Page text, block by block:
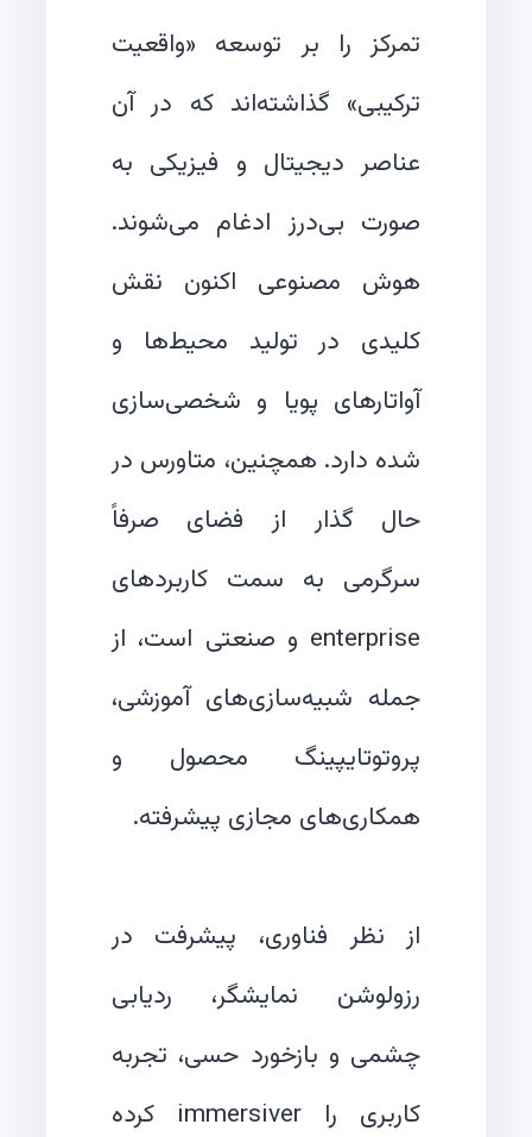
تمرکز را بر توسعه «واقعیت
ترکیبی» گذاشته‌اند که در آن
عناصر دیجیتال و فیزیکی به
صورت بی‌درز ادغام می‌شوند.
هوش مصنوعی اکنون نقش
کلیدی در تولید محیط‌ها و
آواتارهای پویا و شخصی‌سازی
شده دارد. همچنین، متاورس در
حال گذار از فضای صرفاً
سرگرمی به سمت کاربردهای
enterprise و صنعتی است، از
جمله شبیه‌سازی‌های آموزشی،
پروتوتایپینگ محصول و
از نظر فناوری، پیشرفت در
رزولوشن نمایشگر، ردیابی
چشمی و بازخورد حسی، تجربه
کاربری را immersiver کرده